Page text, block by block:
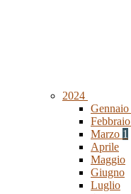
2024
Gennaio
Febbraio
Marzo 1
Aprile
Maggio
Giugno
Luglio